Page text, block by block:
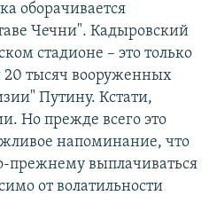
оборачивается
Чечни". Кадыровский
стадионе – это только
20 тысяч вооруженных
Путину. Кстати,
Но прежде всего это
напоминание, что
прежнему выплачиваться
от волатильности